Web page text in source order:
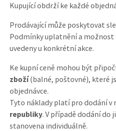
Kupující obdrží ke každé
Prodávající může poskytovat
Podmínky uplatnění a možnost
uvedeny u konkrétní akce.
Ke kupní ceně mohou být
zboží(balné, poštovné), které
objednávce.
Tyto náklady platí pro dodání v
republiky. V případě dodání do
stanovena individuálně.